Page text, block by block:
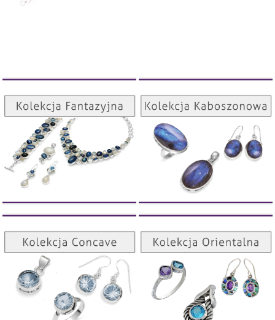
Kolekcja Fantazyjna
ZOBACZ
Kolekcja Kaboszonowa
ZOBACZ
Kolekcja Concave
ZOBACZ
Kolekcja Orientalna
ZOBACZ